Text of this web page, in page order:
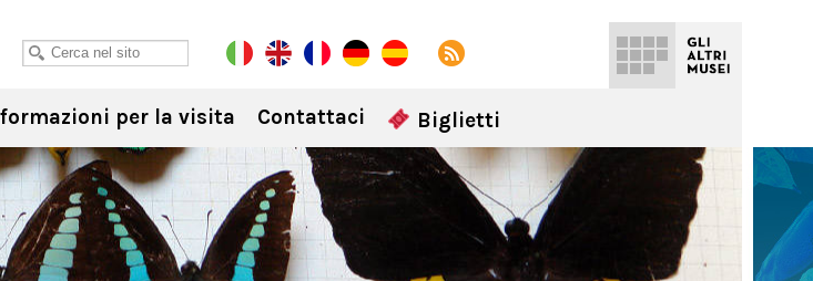
per la visita Contattaci Biglietti